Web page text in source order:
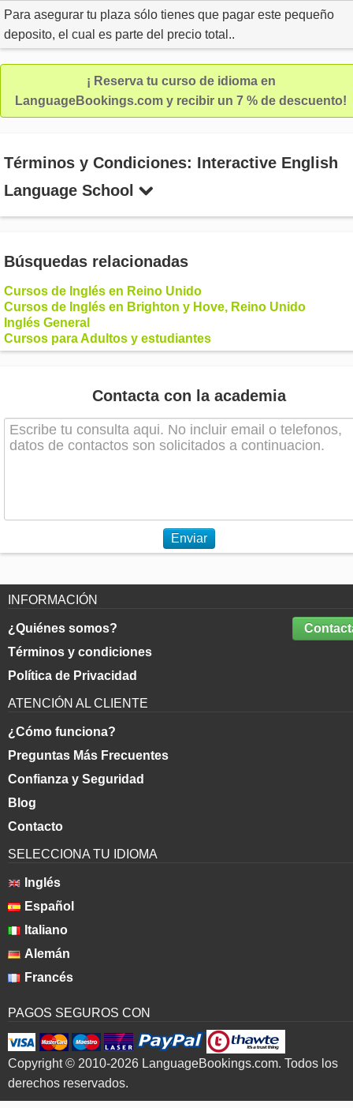
Para asegurar tu plaza sólo tienes que pagar este pequeño
deposito, el cual es parte del precio total..
¡ Reserva tu curso de idioma en
LanguageBookings.com y recibir un 7 % de descuento!
Términos y Condiciones: Interactive English
Language School
Búsquedas relacionadas
Cursos de Inglés en Reino Unido
Cursos de Inglés en Brighton y Hove, Reino Unido
Inglés General
Cursos para Adultos y estudiantes
Contacta con la academia
Enviar
INFORMACIÓN
¿Quiénes somos?
Términos y condiciones
Política de Privacidad
ATENCIÓN AL CLIENTE
¿Cómo funciona?
Preguntas Más Frecuentes
Confianza y Seguridad
Blog
Contacto
SELECCIONA TU IDIOMA
Inglés
Español
Italiano
Alemán
Francés
PAGOS SEGUROS CON
Copyright © 2010-2026 LanguageBookings.com. Todos los
derechos reservados.